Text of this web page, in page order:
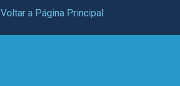
Voltar a Página Principal